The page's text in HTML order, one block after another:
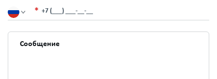
+7 (___) ___-__-__